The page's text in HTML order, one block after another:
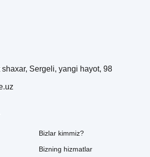
Sergeli, yangi hayot, 98
Bizlar kimmiz?
Bizning hizmatlar